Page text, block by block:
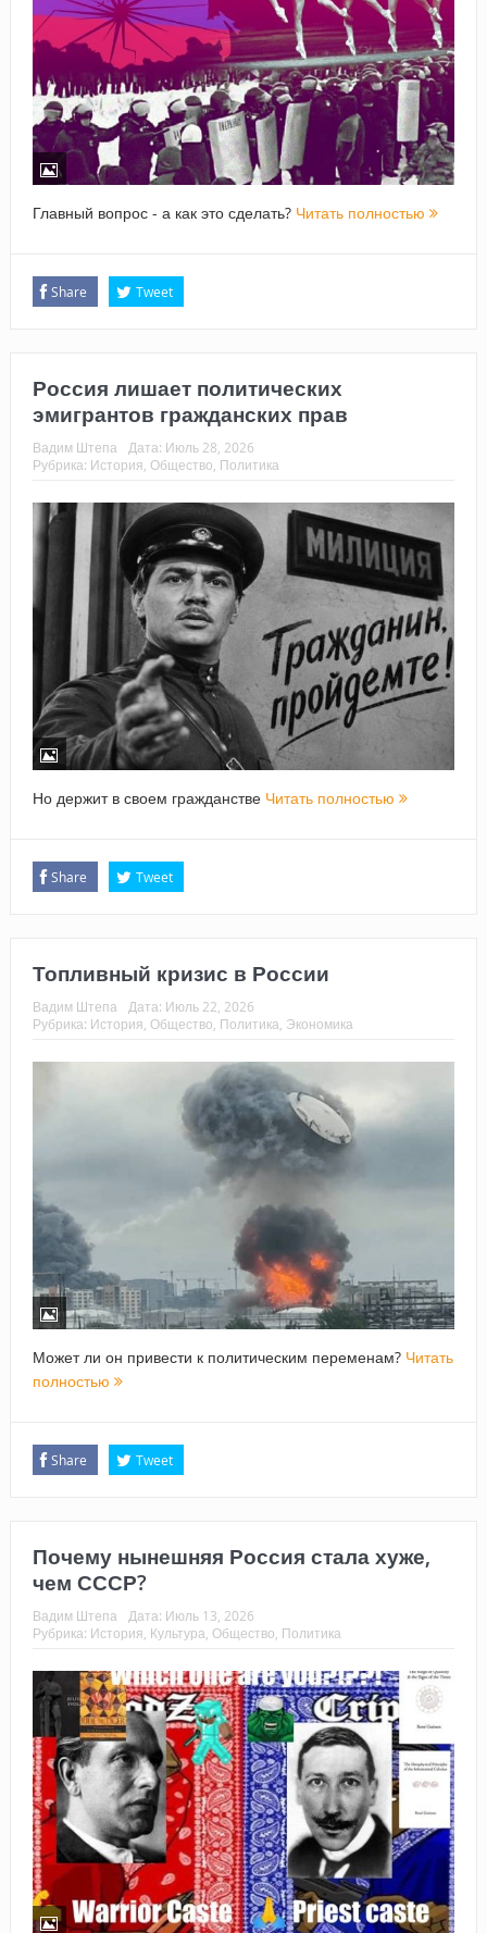
Главный вопрос - а как это сделать? Читать полностью
Share Tweet
Россия лишает политических
эмигрантов гражданских прав
Вадим Штепа Дата: Июль 28, 2026
Рубрика: История Общество Политика
Но держит в своем гражданстве Читать полностью
Share Tweet
Топливный кризис в России
Вадим Штепа Дата: Июль 22, 2026
Рубрика: История Общество Политика Экономика
Может ли он привести к политическим переменам? Читать
полностью
Share Tweet
Почему нынешняя Россия стала хуже,
чем СССР?
Вадим Штепа Дата: Июль 13, 2026
Рубрика: История, Культура, Общество, Политика